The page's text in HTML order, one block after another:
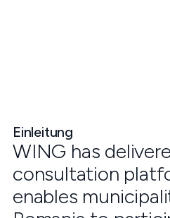
Einleitung
WING has
consultation
enables